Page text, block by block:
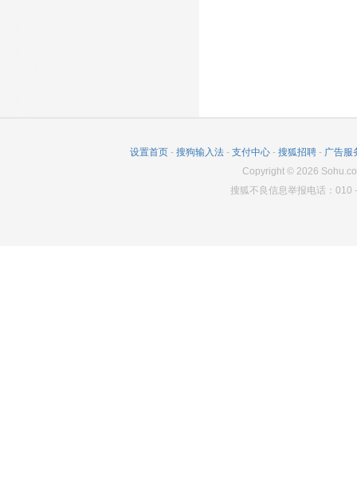
设置首页 - 搜狗输入法 - 支付中心 - 搜狐招聘 - 广告服
Copyright© 2026
搜狐不良信息举报电话：010